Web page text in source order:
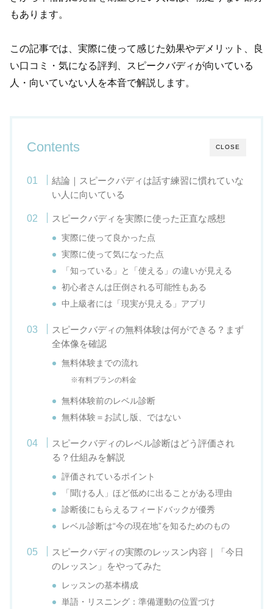
もあります。
この記事では、実際に使って感じた効果やデメリット、良
い口コミ・気になる評判、スピークバディが向いている
人・向いていない人を本音で解説します。
CLOSE
Contents
結論｜スピークバディは話す練習に慣れていな
い人に向いている
スピークバディを実際に使った正直な感想
実際に使って良かった点
実際に使って気になった点
「知っている」と「使える」の違いが見える
初心者さんは圧倒される可能性もある
中上級者には「現実が見える」アプリ
スピークバディの無料体験は何ができる？まず
全体像を確認
無料体験までの流れ
※有料プランの料金
無料体験前のレベル診断
無料体験＝お試し版、ではない
スピークバディのレベル診断はどう評価され
る？仕組みを解説
評価されているポイント
「聞ける人」ほど低めに出ることがある理由
診断後にもらえるフィードバックが優秀
レベル診断は“今の現在地”を知るためのもの
スピークバディの実際のレッスン内容｜「今日
のレッスン」をやってみた
レッスンの基本構成
単語・リスニング：準備運動の位置づけ